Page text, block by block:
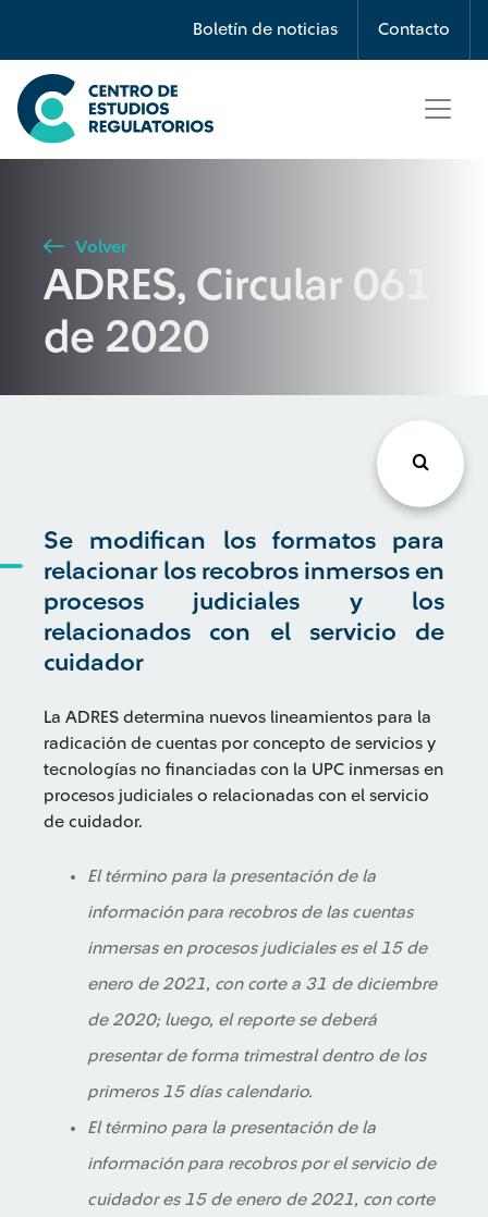
Boletín de noticias Contacto
Búsqueda
Seleccione país
Buscar
Volver
ADRES, Circular 061
de 2020
Se modifican los formatos para
relacionar los recobros inmersos en
procesos judiciales y los
relacionados con el servicio de
cuidador
La ADRES determina nuevos lineamientos para la
radicación de cuentas por concepto de servicios y
tecnologías no financiadas con la UPC inmersas en
procesos judiciales o relacionadas con el servicio
de cuidador.
El término para la presentación de la
información para recobros de las cuentas
inmersas en procesos judiciales es el 15 de
enero de 2021, con corte a 31 de diciembre
de 2020; luego, el reporte se deberá
presentar de forma trimestral dentro de los
primeros 15 días calendario.
El término para la presentación de la
información para recobros por el servicio de
cuidador es 15 de enero de 2021, con corte